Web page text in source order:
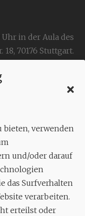
bieten, verwenden
und/oder darauf
das Surfverhalten
verarbeiten.
erteilst oder
Uhr in der Aula des
18, 70176 Stuttgart.